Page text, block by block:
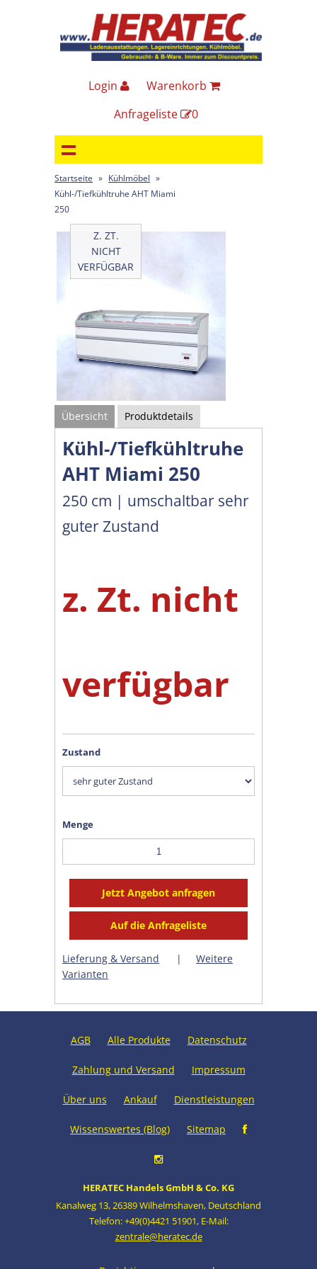
Login
Warenkorb
Anfrageliste
0
Startseite » Kühlmöbel »
Kühl-/Tiefkühltruhe AHT Miami
250
Z. ZT.
NICHT
VERFÜGBAR
Übersicht Produktdetails
Kühl-/Tiefkühltruhe
AHT Miami 250
250 cm | umschaltbar sehr
guter Zustand
z. Zt. nicht
verfügbar
Zustand
Menge
Lieferung & Versand |
Weitere
Varianten
AGB Alle Produkte Datenschutz
Zahlung und Versand Impressum
Über uns Ankauf Dienstleistungen
Wissenswertes (Blog) Sitemap
HERATEC Handels GmbH & Co. KG
Kanalweg 13, 26389 Wilhelmshaven, Deutschland
Telefon: +49(0)4421 51901, E-Mail:
zentrale@heratec.de